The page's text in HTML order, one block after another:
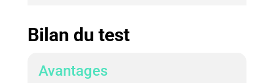
Bilan du test
Avantages